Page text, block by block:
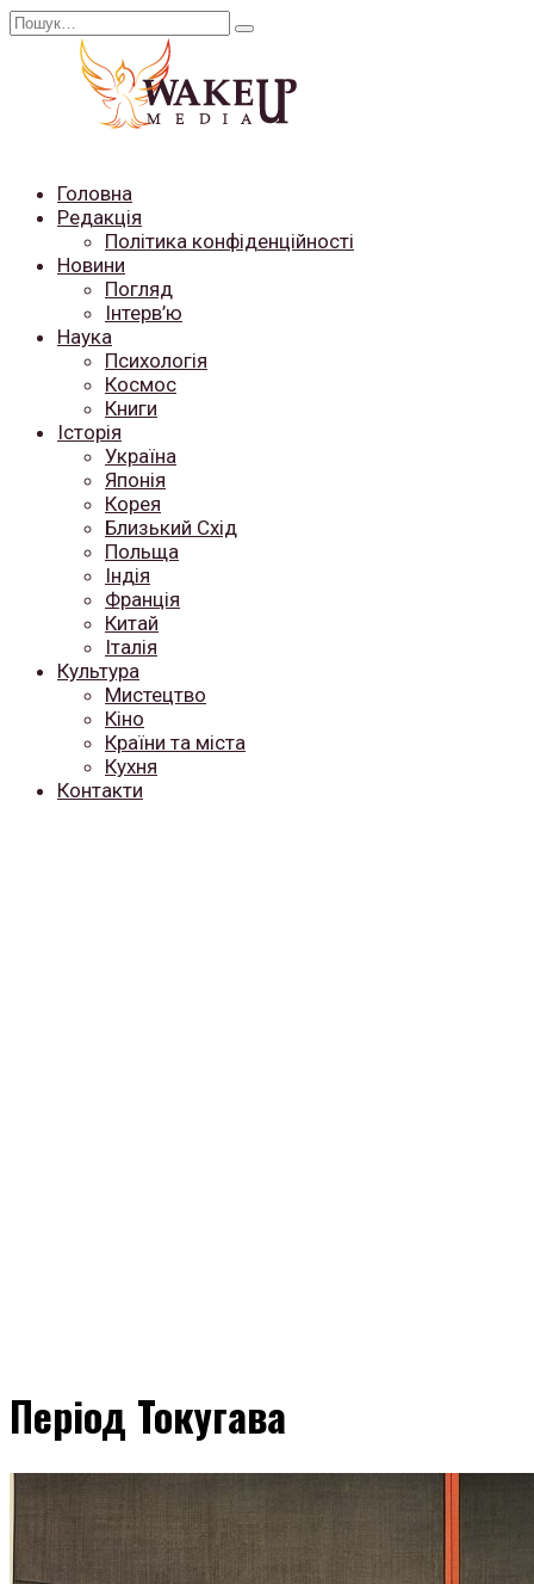
Перейти
Search
Головна
Редакція
Політика конфіденційності
Новини
Погляд
Інтерв’ю
Наука
Психологія
Космос
Книги
Історія
Україна
Японія
Корея
Близький Схід
Польща
Індія
Франція
Китай
Італія
Культура
Мистецтво
Кіно
Країни та міста
Кухня
Контакти
Період Токугава